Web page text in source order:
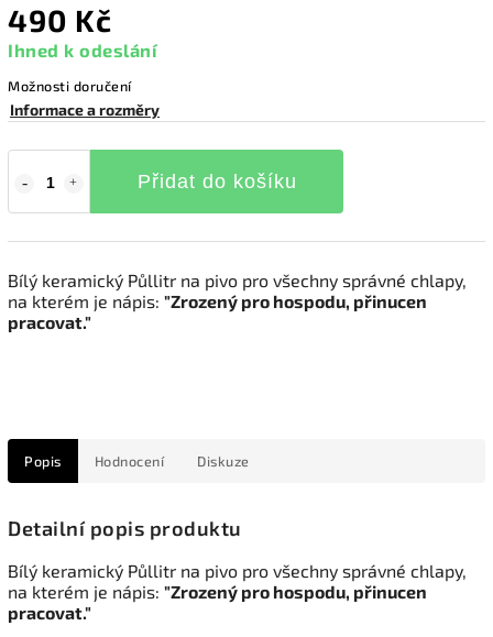
490 Kč
Ihned k odeslání
Možnosti doručení
Informace a rozměry
Přidat do košíku
Bílý keramický Půllitr na pivo pro všechny správné chlapy,
na kterém je nápis: "Zrozený pro hospodu, přinucen
pracovat."
Popis Hodnocení Diskuze
Detailní popis produktu
Bílý keramický Půllitr na pivo pro všechny správné chlapy,
na kterém je nápis: "Zrozený pro hospodu, přinucen
pracovat."